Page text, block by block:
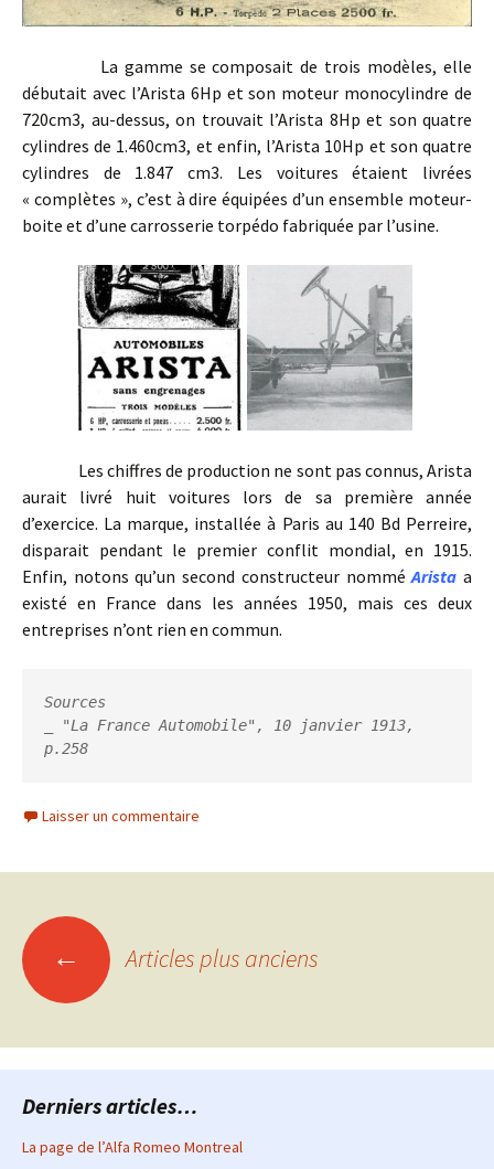
La gamme se composait de trois modèles, elle
débutait avec l’Arista 6Hp et son moteur monocylindre de
720cm3, au-dessus, on trouvait l’Arista 8Hp et son quatre
cylindres de 1.460cm3, et enfin, l’Arista 10Hp et son quatre
cylindres de 1.847 cm3. Les voitures étaient livrées
« complètes », c’est à dire équipées d’un ensemble moteur-
boite et d’une carrosserie torpédo fabriquée par l’usine.
Les chiffres de production ne sont pas connus, Arista
aurait livré huit voitures lors de sa première année
d’exercice. La marque, installée à Paris au 140 Bd Perreire,
disparait pendant le premier conflit mondial, en 1915.
Enfin, notons qu’un second constructeur nomméArista a
existé en France dans les années 1950, mais ces deux
entreprises n’ont rien en commun.
Sources
_ "La France Automobile", 10 janvier 1913,
p.258
Laisser un commentaire
Navigation
des
articles
← Articles plus anciens
Derniers articles…
La page de l’Alfa Romeo Montreal